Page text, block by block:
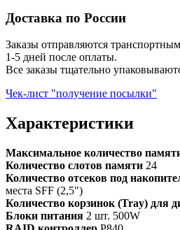
Доставка по России
Заказы отправляются
1-5 дней после оплаты.
Все заказы тщательно
Чек-лист "получение посылки"
Характеристики
Максимальное количество
Количество слотов памяти 24
Количество отсеков под
места SFF (2,5")
Количество корзинок (Tray) для
Блоки питания 2 шт. 500W